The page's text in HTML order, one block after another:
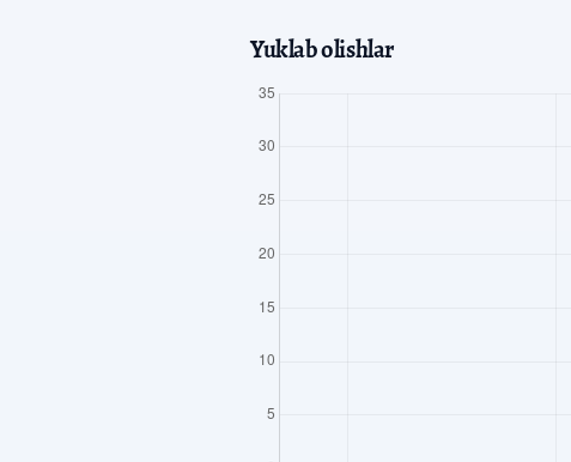
Yuklab olishlar